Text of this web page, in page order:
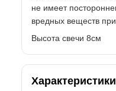
не имеет
вредных веществ при
Высота свечи 8см
Характеристики